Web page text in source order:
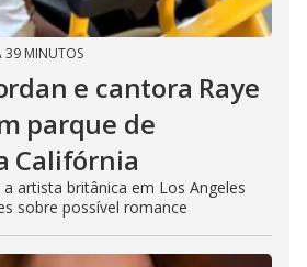
39 MINUTOS
e cantora Raye
parque de
Califórnia
artista britânica em Los Angeles
sobre possível romance